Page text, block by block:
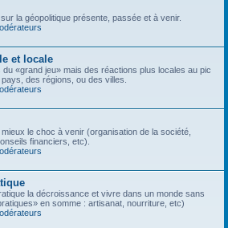
la géopolitique présente, passée et à venir.
et locale
«grand jeu» mais des réactions plus locales au pic
des régions, ou des villes.
le choc à venir (organisation de la société,
financiers, etc).
la décroissance et vivre dans un monde sans
en somme : artisanat, nourriture, etc)